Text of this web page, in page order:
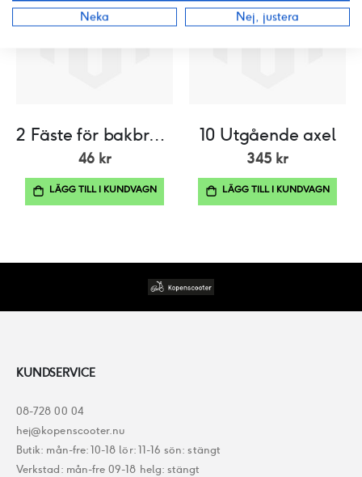
2 Fäste för bakbroms
46 kr
LÄGG TILL I KUNDVAGN
10 Utgående axel
345 kr
LÄGG TILL I KUNDVAGN
KUNDSERVICE
08-728 00 04
hej@kopenscooter.nu
Butik: mån-fre: 10-18 lör: 11-16 sön: stängt
Verkstad: mån-fre 09-18 helg: stängt
Neka
Nej, justera